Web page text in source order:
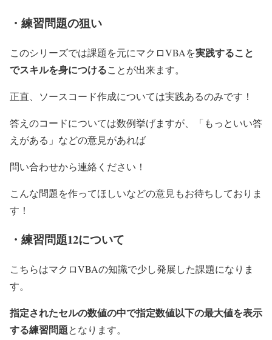
・練習問題の狙い
このシリーズでは課題を元にマクロVBAを実践すること
でスキルを身につけることが出来ます。
正直、ソースコード作成については実践あるのみです！
答えのコードについては数例挙げますが、「もっといい答
えがある」などの意見があれば
問い合わせから連絡ください！
こんな問題を作ってほしいなどの意見もお待ちしておりま
す！
・練習問題12について
こちらはマクロVBAの知識で少し発展した課題になりま
す。
指定されたセルの数値の中で指定数値以下の最大値を表示
する練習問題となります。